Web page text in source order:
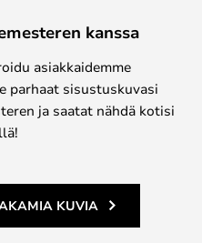
kanssa
asiakkaidemme
parhaat sisustuskuvasi
ja saatat nähdä kotisi
KUVIA